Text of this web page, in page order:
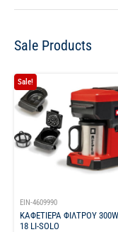
Sale Products
Sale!
EIN-4609990
ΚΑΦΕΤΙΕΡΑ ΦΙΛΤΡΟΥ 300W
18 LI-SOLO